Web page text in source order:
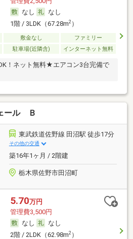
なし
なし
1階 / 3LDK（67.28m2）
敷金なし
ファミリー
駐車場(近隣含) インターネット無料
！ネット無料★エアコン3台完備で
ール Ｂ
東武鉄道佐野線 田沼駅 徒歩17分
その他の交通
築16年1ヶ月 / 2階建
栃木県佐野市田沼町
5.70万円
管理費3,500円
なし
なし
2階 / 2LDK（62.98m2）